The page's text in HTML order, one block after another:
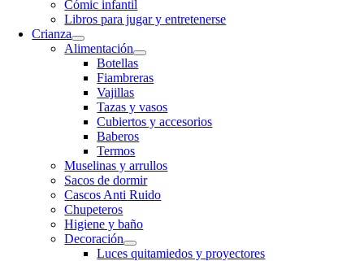
Cómic infantil
Libros para jugar y entretenerse
Crianza
Alimentación
Botellas
Fiambreras
Vajillas
Tazas y vasos
Cubiertos y accesorios
Baberos
Termos
Muselinas y arrullos
Sacos de dormir
Cascos Anti Ruido
Chupeteros
Higiene y baño
Decoración
Luces quitamiedos y proyectores